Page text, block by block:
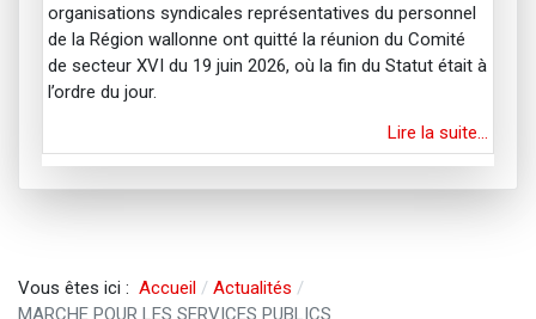
organisations syndicales représentatives du personnel
de la Région wallonne ont quitté la réunion du Comité
de secteur XVI du 19 juin 2026, où la fin du Statut était à
l’ordre du jour.
Lire la suite…
Vous êtes ici : Accueil
Actualités
MARCHE POUR LES SERVICES PUBLICS